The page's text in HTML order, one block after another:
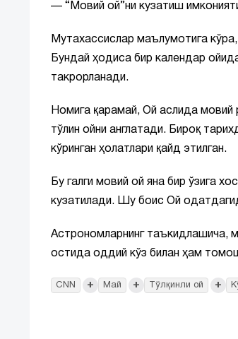
— “Мовий ой”ни кузатиш
Мутахассислар маълумотига
Бундай ҳодиса бир календар
такрорланади.
Номига қарамай, Ой аслида мовий
тўлин ойни англатади. Бироқ
кўринган ҳолатлари қайд этилган.
Бу галги мовий ой яна бир ўзига
кузатилади. Шу боис Ой
Астрономларнинг таъкидлашича,
остида оддий кўз билан ҳам
CNN + Май + Тўлқинли ой +